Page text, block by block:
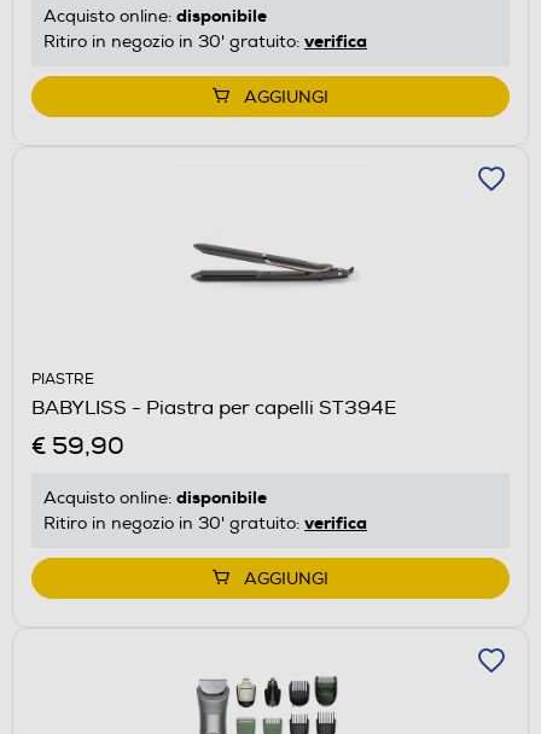
Acquisto online: disponibile
Ritiro in negozio in 30' gratuito: verifica
AGGIUNGI
PIASTRE
BABYLISS - Piastra per capelli ST394E
€ 59,90
Acquisto online: disponibile
Ritiro in negozio in 30' gratuito: verifica
AGGIUNGI